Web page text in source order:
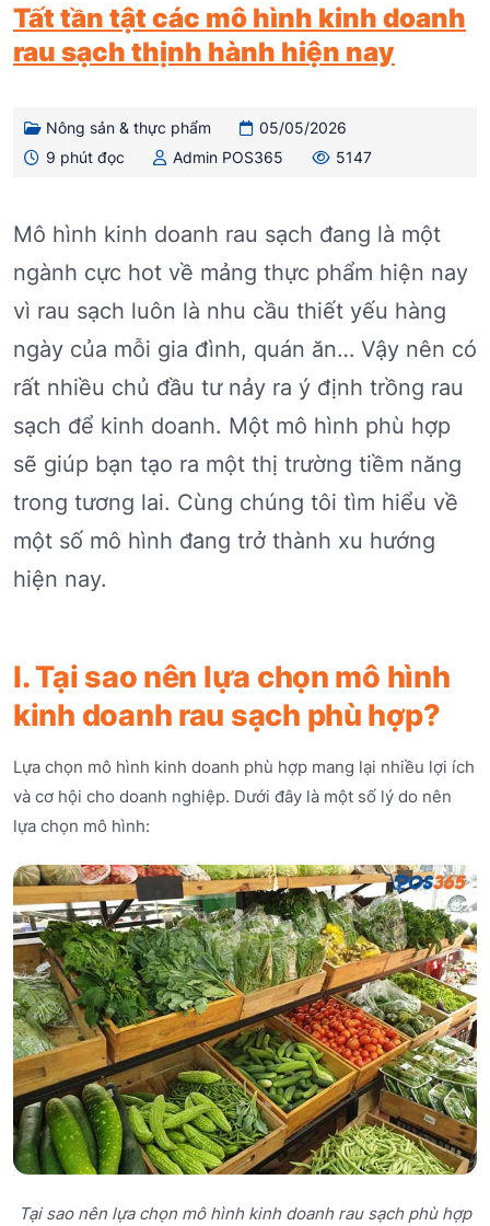
Tất tần tật các mô hình kinh doanh
rau sạch thịnh hành hiện nay
Nông sản & thực phẩm
05/05/2026
9 phút đọc
Admin POS365 5147
Mô hình kinh doanh rau sạch đang là một
ngành cực hot về mảng thực phẩm hiện nay
vì rau sạch luôn là nhu cầu thiết yếu hàng
ngày của mỗi gia đình, quán ăn… Vậy nên có
rất nhiều chủ đầu tư nảy ra ý định trồng rau
sạch để kinh doanh. Một mô hình phù hợp
sẽ giúp bạn tạo ra một thị trường tiềm năng
trong tương lai. Cùng chúng tôi tìm hiểu về
một số mô hình đang trở thành xu hướng
hiện nay.
I. Tại sao nên lựa chọn mô hình
kinh doanh rau sạch phù hợp?
Lựa chọn mô hình kinh doanh phù hợp mang lại nhiều lợi ích
và cơ hội cho doanh nghiệp. Dưới đây là một số lý do nên
lựa chọn mô hình:
Tại sao nên lựa chọn mô hình kinh doanh rau sạch phù hợp